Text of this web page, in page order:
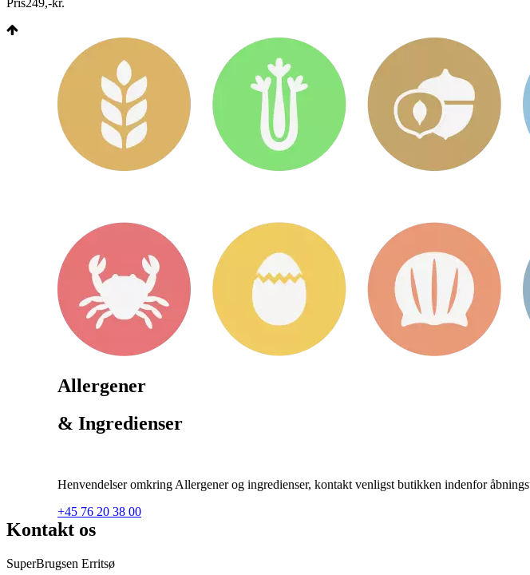
Pris249,-kr.
Allergener
& Ingredienser
Henvendelser omkring Allergener og ingredienser, kontakt venligst butikken indenfor
+45 76 20 38 00
Kontakt os
SuperBrugsen Erritsø